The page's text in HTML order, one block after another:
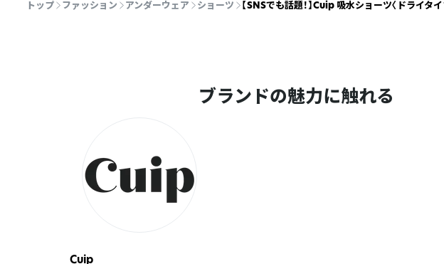
トップ ファッション アンダーウェア ショーツ 【SNSでも話題！】Cuip 吸水ショーツ〈ドライタ
ブランドの魅力に触れる
Cuip